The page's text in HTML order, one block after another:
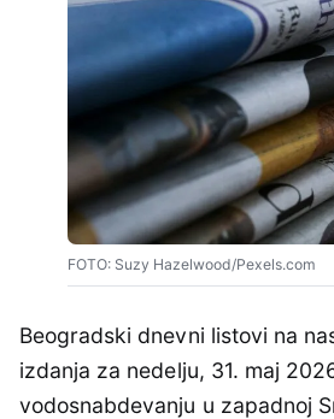
FOTO: Suzy Hazelwood/Pexels.com
Beogradski dnevni listovi na
izdanja za nedelju, 31. maj
vodosnabdevanju u zapadnoj